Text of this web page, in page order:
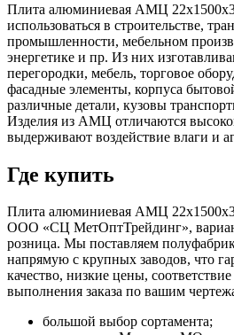
Плита алюминиевая АМЦ
использоваться в строительстве,
промышленности, мебельном
энергетике и пр. Из них
перегородки, мебель, торговое
фасадные элементы, корпуса
различные детали, кузовы
Изделия из АМЦ отличаются
выдерживают воздействие влаги и
Где купить
Плита алюминиевая АМЦ
ООО «СЦ МетОптТрейдинг»,
розница. Мы поставляем
напрямую с крупных заводов, что
качество, низкие цены,
выполнения заказа по вашим
большой выбор сортамента;